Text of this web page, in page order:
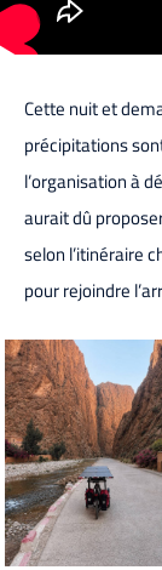
Cette nuit et
précipitations
l’organisation à
aurait dû
selon l’itinéraire
pour rejoindre